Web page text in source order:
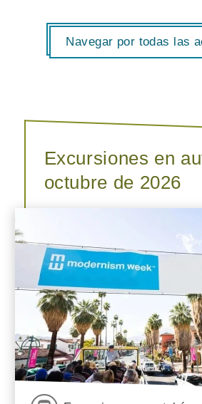
Navegar por todas las
Excursiones en
octubre de 2026